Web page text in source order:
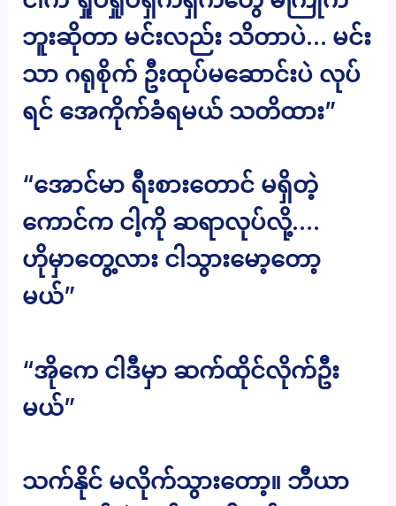
ဘူးဆိုတာ မင်းလည်း သိတာပဲ… မင်း
သာ ဂရုစိုက် ဦးထုပ်မဆောင်းပဲ လုပ်
ရင် အေကိုက်ခံရမယ် သတိထား”
“အောင်မာ ရီးစားတောင် မရှိတဲ့
ကောင်က ငါ့ကို ဆရာလုပ်လို့….
ဟိုမှာတွေ့လား ငါသွားမော့တော့
မယ်”
“အိုကေ ငါဒီမှာ ဆက်ထိုင်လိုက်ဦး
မယ်”
သက်နိုင် မလိုက်သွားတော့။ ဘီယာ